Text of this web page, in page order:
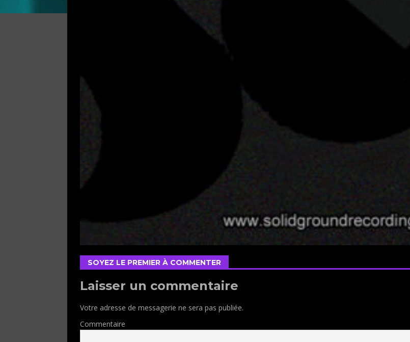
SOYEZ LE PREMIER À COMMENTER
Laisser un commentaire
Votre adresse de messagerie ne sera pas publiée.
Commentaire